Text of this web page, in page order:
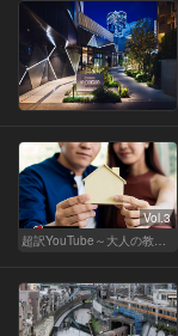
Vol.3
超訳YouTube～大人の教養講座～